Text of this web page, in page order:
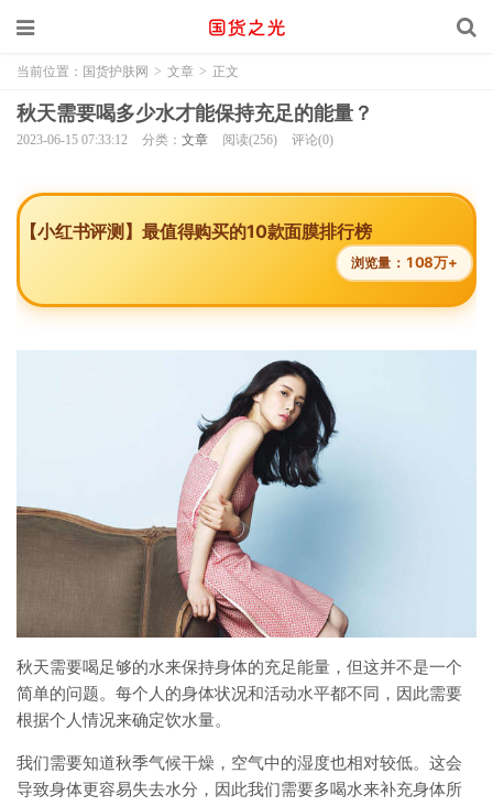
当前位置： 国货护肤网 > 文章 > 正文
秋天需要喝多少水才能保持充足的能量？
2023-06-15 07:33:12 分类： 文章 阅读(256) 评论(0)
【小红书评测】最值得购买的10款面膜排行榜
浏览量： 108万+
秋天需要喝足够的水来保持身体的充足能量，但这并不是一个
简单的问题。每个人的身体状况和活动水平都不同，因此需要
根据个人情况来确定饮水量。
我们需要知道秋季气候干燥，空气中的湿度也相对较低。这会
导致身体更容易失去水分，因此我们需要多喝水来补充身体所